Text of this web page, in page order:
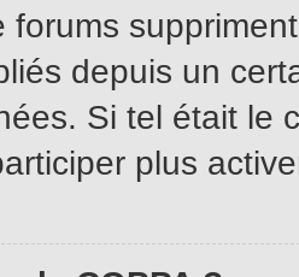
forums
depuis un
Si tel était le
plus